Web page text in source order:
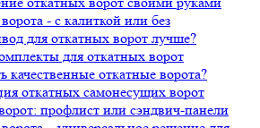
- с калиткой или без
для откатных ворот лучше?
для откатных ворот
качественные откатные ворота?
откатных самонесущих ворот
профлист или сэндвич-панели